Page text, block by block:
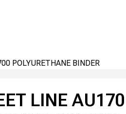
POLYURETHANE BINDER
LINE AU170